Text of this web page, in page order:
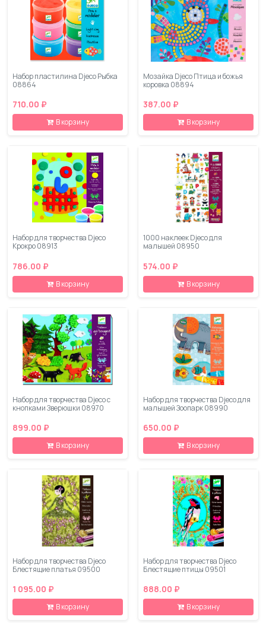
Набор пластилина Djeco Рыбка
08864
710.00 ₽
В корзину
Мозайка Djeco Птица и божья
коровка 08894
387.00 ₽
В корзину
Набор для творчества Djeco
Крокро 08913
786.00 ₽
В корзину
1000 наклеек Djeco для
малышей 08950
574.00 ₽
В корзину
Набор для творчества Djeco с
кнопками Зверюшки 08970
899.00 ₽
В корзину
Набор для творчества Djeco для
малышей Зоопарк 08990
650.00 ₽
В корзину
Набор для творчества Djeco
Блестящие платья 09500
1 095.00 ₽
В корзину
Набор для творчества Djeco
Блестящие птицы 09501
888.00 ₽
В корзину